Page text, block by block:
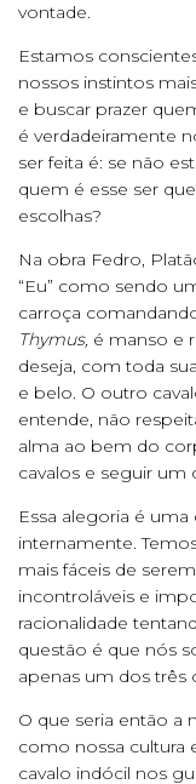
vontade.
Estamos
nossos instintos
e buscar prazer
é verdadeiramente
ser feita é: se não
quem é esse ser
escolhas?
Na obra Fedro,
“Eu” como sendo
carroça
Thymus, é manso e
deseja, com toda
e belo. O outro
entende, não
alma ao bem do
cavalos e seguir um
Essa alegoria é
internamente.
mais fáceis de
incontroláveis e
racionalidade
questão é que nós
apenas um dos três
O que seria então a
como nossa cultura
cavalo indócil nos